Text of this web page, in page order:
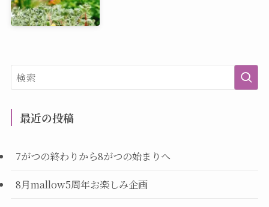
最近の投稿
7がつの終わりから8がつの始まりへ
8月mallow5周年お楽しみ企画